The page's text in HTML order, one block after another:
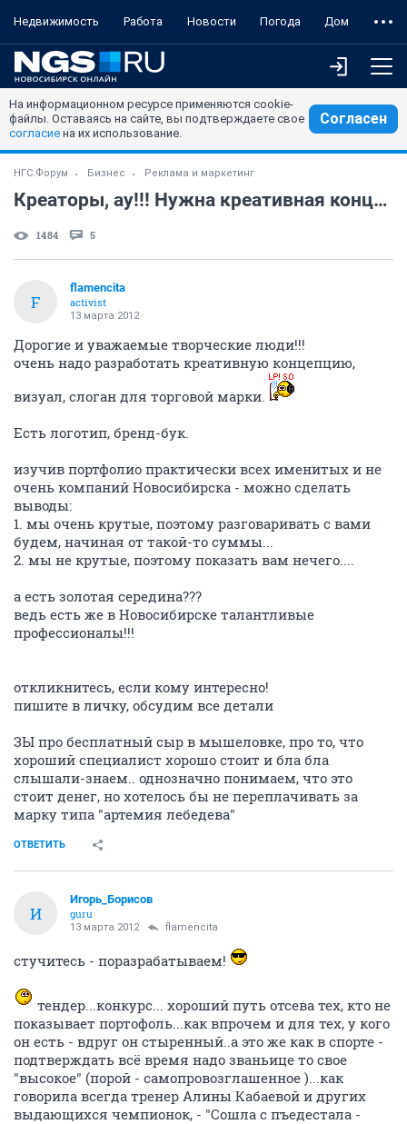
Недвижимость Работа Новости Погода Дом
На информационном ресурсе применяются cookie-
файлы. Оставаясь на сайте, вы подтверждаете свое
согласие на их использование.
Согласен
НГС.Форум Бизнес Реклама и маркетинг
Креаторы, ау!!! Нужна креативная концепция и РК!
1484 5
F
flamencita
activist
13 марта 2012
Дорогие и уважаемые творческие люди!!!
очень надо разработать креативную концепцию,
визуал, слоган для торговой марки.
Есть логотип, бренд-бук.
изучив портфолио практически всех именитых и не
очень компаний Новосибирска - можно сделать
выводы:
1. мы очень крутые, поэтому разговаривать с вами
будем, начиная от такой-то суммы...
2. мы не крутые, поэтому показать вам нечего....
а есть золотая середина???
ведь есть же в Новосибирске талантливые
профессионалы!!!
откликнитесь, если кому интересно!
пишите в личку, обсудим все детали
ЗЫ про бесплатный сыр в мышеловке, про то, что
хороший специалист хорошо стоит и бла бла
слышали-знаем.. однозначно понимаем, что это
стоит денег, но хотелось бы не переплачивать за
марку типа "артемия лебедева"
ОТВЕТИТЬ
И
Игорь_Борисов
guru
13 марта 2012 flamencita
стучитесь - поразрабатываем!
тендер...конкурс... хороший путь отсева тех, кто не
показывает портофоль...как впрочем и для тех, у кого
он есть - вдруг он стыренный..а это же как в спорте -
подтверждать всё время надо званьице то свое
"высокое" (порой - самопровозглашенное )...как
говорила всегда тренер Алины Кабаевой и других
выдающихся чемпионок, - "Сошла с пъедестала -